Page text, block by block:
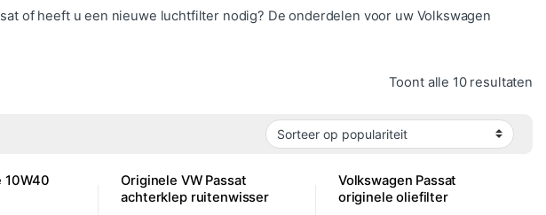
of heeft u een nieuwe luchtfilter nodig? De onderdelen voor uw Volkswagen
Toont alle 10 resultaten
10W40
Originele VW Passat
achterklep ruitenwisser
Volkswagen Passat
originele oliefilter